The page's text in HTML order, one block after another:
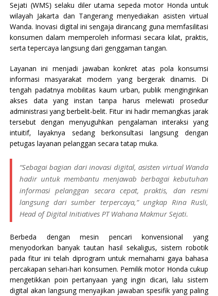
Sejati (WMS) selaku diler utama sepeda motor Honda untuk
wilayah Jakarta dan Tangerang menyediakan asisten virtual
Wanda. Inovasi digital ini sengaja dirancang guna memfasilitasi
konsumen dalam memperoleh informasi secara kilat, praktis,
serta tepercaya langsung dari genggaman tangan.
Layanan ini menjadi jawaban konkret atas pola konsumsi
informasi masyarakat modern yang bergerak dinamis. Di
tengah padatnya mobilitas kaum urban, publik menginginkan
akses data yang instan tanpa harus melewati prosedur
administrasi yang berbelit-belit. Fitur ini hadir memangkas jarak
tersebut dengan menyuguhkan pengalaman interaksi yang
intuitif, layaknya sedang berkonsultasi langsung dengan
petugas layanan pelanggan secara tatap muka.
“Sebagai bagian dari inovasi digital, asisten virtual Wanda
hadir untuk membantu menjawab berbagai kebutuhan
informasi pelanggan secara cepat, praktis, dan resmi
langsung dari sumber terpercaya,” ungkap Rina Rusli,
Head of Digital Initiatives PT Wahana Makmur Sejati.
Berbeda dengan mesin pencari konvensional yang
menyodorkan banyak tautan hasil sekaligus, sistem robotik
pada fitur ini telah diprogram untuk memahami gaya bahasa
percakapan sehari-hari konsumen. Pemilik motor Honda cukup
mengetikkan poin pertanyaan yang ingin dicari, lalu sistem
digital akan langsung menyajikan jawaban spesifik yang paling